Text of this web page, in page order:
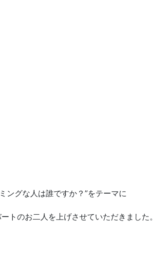
ングな人は誰ですか？”をテーマに
トのお二人を上げさせていただきました。